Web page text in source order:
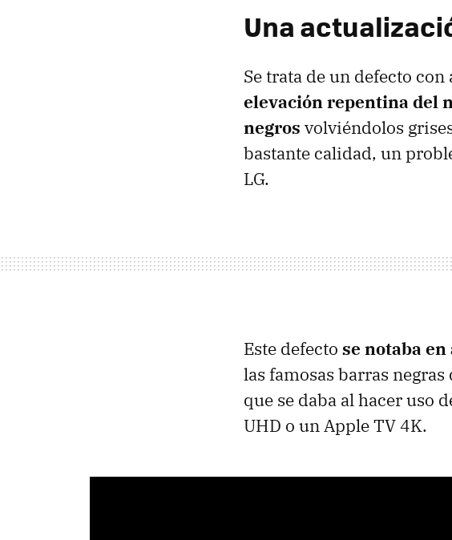
Una
Se trata de un defecto
elevación repentina del
negros volviéndolos
bastante calidad, un
LG.
Este defecto se notaba
las famosas barras
que se daba al hacer uso
UHD o un Apple TV 4K.